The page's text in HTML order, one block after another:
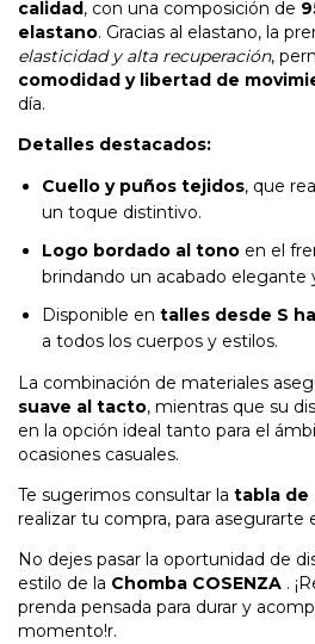
calidad , con una composición de
elastano. Gracias al elastano, la
elasticidad y alta recuperación,
comodidad y libertad de
día.
Detalles destacados:
Cuello y puños tejidos, que
un toque distintivo.
Logo bordado al tono en el
brindando un acabado elegante
Disponible en talles desde S
a todos los cuerpos y estilos.
La combinación de materiales
suave al tacto, mientras que su
en la opción ideal tanto para el
ocasiones casuales.
Te sugerimos consultar la tabla de
realizar tu compra, para asegurarte
No dejes pasar la oportunidad de
estilo de la Chomba COSENZA .
prenda pensada para durar y
momento!r.